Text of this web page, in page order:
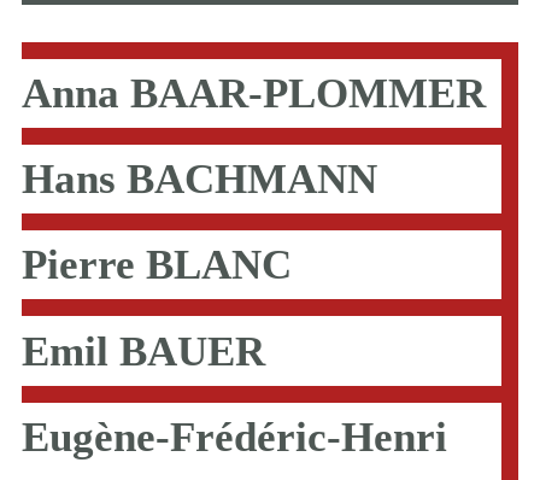
Anna BAAR-PLOMMER
Hans BACHMANN
Pierre BLANC
Emil BAUER
Eugène-Frédéric-Henri